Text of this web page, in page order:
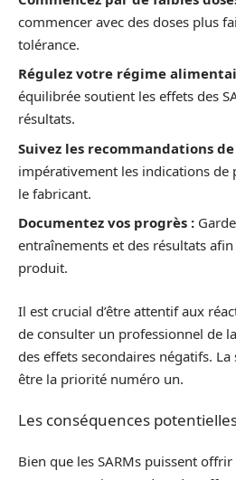
commencer avec des doses plus
tolérance.
Régulez votre régime
équilibrée soutient les effets des
résultats.
Suivez les recommandations
impérativement les indications de
le fabricant.
Documentez vos progrès :
entraînements et des résultats afin
produit.
Il est crucial d’être attentif aux
de consulter un professionnel de
des effets secondaires négatifs.
être la priorité numéro un.
Les conséquences
Bien que les SARMs puissent